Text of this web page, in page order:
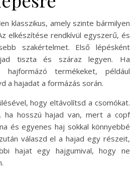
klasszikus, amely szinte bármilyen
elkészítése rendkívül egyszerű, és
szakértelmet. Első lépésként
tiszta és száraz legyen. Ha
hajformázó termékeket, például
a hajadat a formázás során.
hogy eltávolítsd a csomókat.
ha hosszú hajad van, mert a copf
és egyenes haj sokkal könnyebbé
válaszd el a hajad egy részeit,
hajat egy hajgumival, hogy ne